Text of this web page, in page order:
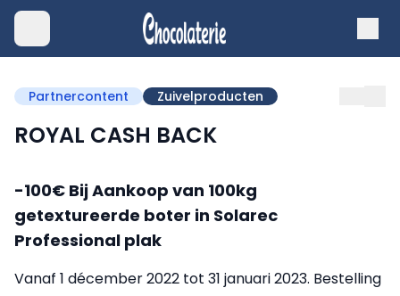
Partnercontent Zuivelproducten
ROYAL CASH BACK
-100€ Bij Aankoop van 100kg
getextureerde boter in Solarec
Professional plak
Vanaf 1 décember 2022 tot 31 januari 2023. Bestelling